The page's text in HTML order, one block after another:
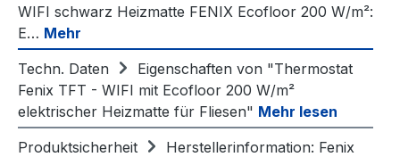
WIFI schwarz Heizmatte FENIX Ecofloor 200 W/m²:
E… Mehr
Techn. Daten
Eigenschaften von "Thermostat
Fenix TFT - WIFI mit Ecofloor 200 W/m²
elektrischer Heizmatte für Fliesen" Mehr lesen
Produktsicherheit
Herstellerinformation: Fenix